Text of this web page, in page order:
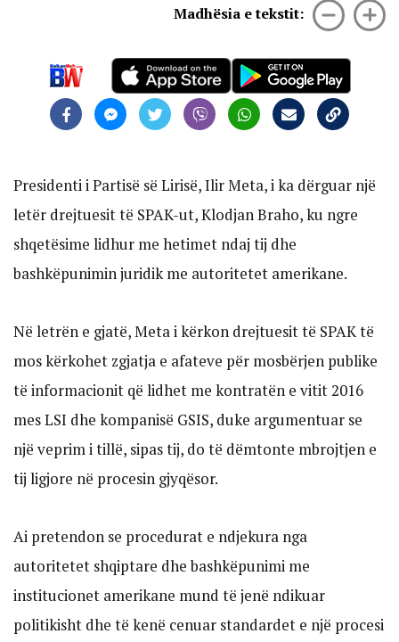
Madhësia e tekstit:
Presidenti i Partisë së Lirisë, Ilir Meta, i ka dërguar një
letër drejtuesit të SPAK-ut, Klodjan Braho, ku ngre
shqetësime lidhur me hetimet ndaj tij dhe
bashkëpunimin juridik me autoritetet amerikane.
Në letrën e gjatë, Meta i kërkon drejtuesit të SPAK të
mos kërkohet zgjatja e afateve për mosbërjen publike
të informacionit që lidhet me kontratën e vitit 2016
mes LSI dhe kompanisë GSIS, duke argumentuar se
një veprim i tillë, sipas tij, do të dëmtonte mbrojtjen e
tij ligjore në procesin gjyqësor.
Ai pretendon se procedurat e ndjekura nga
autoritetet shqiptare dhe bashkëpunimi me
institucionet amerikane mund të jenë ndikuar
politikisht dhe të kenë cenuar standardet e një procesi